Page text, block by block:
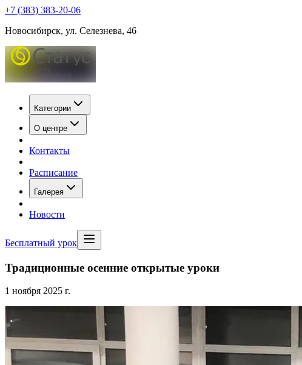
+7 (383) 383-20-06
Новосибирск, ул. Селезнева, 46
Категории
О центре
Контакты
Расписание
Галерея
Новости
Бесплатный урок
Традиционные осенние открытые уроки
1 ноября 2025 г.